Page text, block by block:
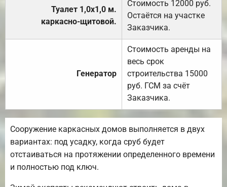
Туалет 1,0х1,0 м.
каркасно-щитовой.
Стоимость 12000 руб.
Остаётся на участке
Заказчика.
Генератор
Стоимость аренды на
весь срок
строительства 15000
руб. ГСМ за счёт
Заказчика.
Сооружение каркасных домов выполняется в двух
вариантах: под усадку, когда сруб будет
отстаиваться на протяжении определенного времени
и полностью под ключ.